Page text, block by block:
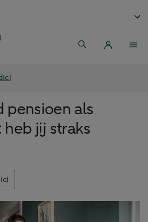
pensioen als
jij straks